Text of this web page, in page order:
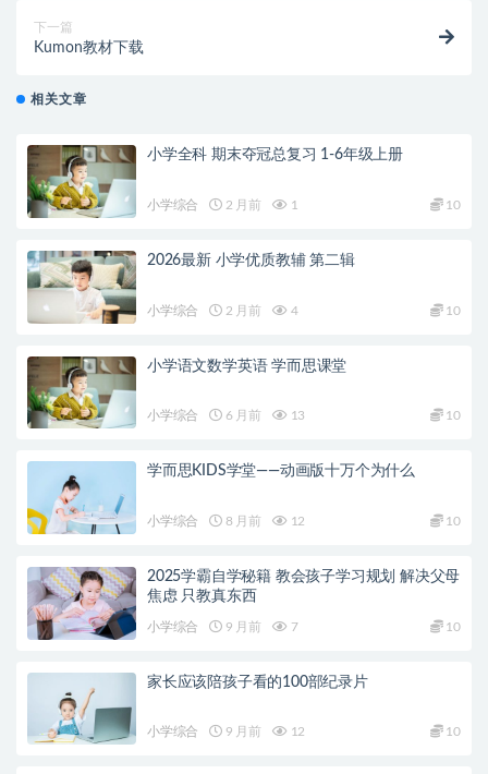
下一篇
Kumon教材下载
相关文章
小学全科 期末夺冠总复习 1-6年级上册
小学综合 2 月前 1 10
2026最新 小学优质教辅 第二辑
小学综合 2 月前 4 10
小学语文数学英语 学而思课堂
小学综合 6 月前 13 10
学而思KIDS学堂——动画版十万个为什么
小学综合 8 月前 12 10
2025学霸自学秘籍 教会孩子学习规划 解决父母
焦虑 只教真东西
小学综合 9 月前 7 10
家长应该陪孩子看的100部纪录片
小学综合 9 月前 12 10